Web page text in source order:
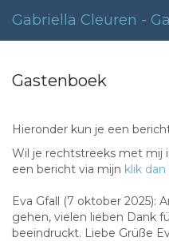
Gabriella Cleuren -
Gastenboek
Hieronder kun je een
Wil je rechtstreeks met mij
een bericht via mijn klik dan
Eva Gfall (7 oktober 2025):
gehen, vielen lieben Dank
beeindruckt. Liebe Grüße